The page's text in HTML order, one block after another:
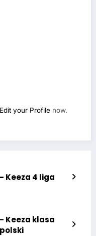
Edit your Profile now.
Keeza 4 liga
Keeza klasa